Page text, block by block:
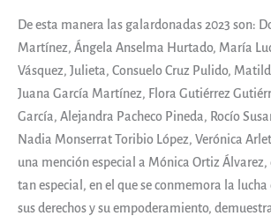
De esta manera las galardonadas 2023 son:
Martínez, Ángela Anselma Hurtado, María
Vásquez, Julieta, Consuelo Cruz Pulido,
Juana García Martínez, Flora Gutiérrez
García, Alejandra Pacheco Pineda, Rocío
Nadia Monserrat Toribio López, Verónica
una mención especial a Mónica Ortiz Álvarez,
tan especial, en el que se conmemora la
sus derechos y su empoderamiento,